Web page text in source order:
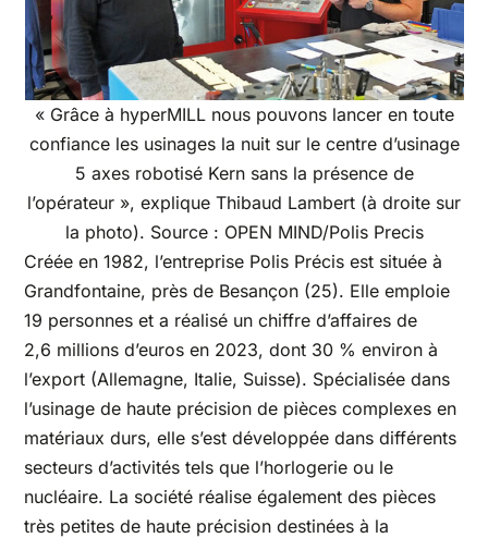
« Grâce à hyperMILL nous pouvons lancer en toute
confiance les usinages la nuit sur le centre d’usinage
5 axes robotisé Kern sans la présence de
l’opérateur », explique Thibaud Lambert (à droite sur
la photo). Source : OPEN MIND/Polis Precis
Créée en 1982, l’entreprise Polis Précis est située à
Grandfontaine, près de Besançon (25). Elle emploie
19 personnes et a réalisé un chiffre d’affaires de
2,6 millions d’euros en 2023, dont 30 % environ à
l’export (Allemagne, Italie, Suisse). Spécialisée dans
l’usinage de haute précision de pièces complexes en
matériaux durs, elle s’est développée dans différents
secteurs d’activités tels que l’horlogerie ou le
nucléaire. La société réalise également des pièces
très petites de haute précision destinées à la